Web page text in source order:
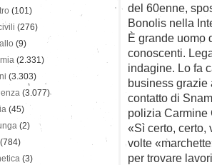
del 60enne,
Bonolis nella
È grande uomo
conoscenti.
indagine. Lo fa
business grazie
contatto di
polizia Carmine
«Sì certo, certo,
volte
per trovare
(101)
(276)
(9)
(2.331)
(3.303)
(3.077)
(45)
(2)
(784)
(3)